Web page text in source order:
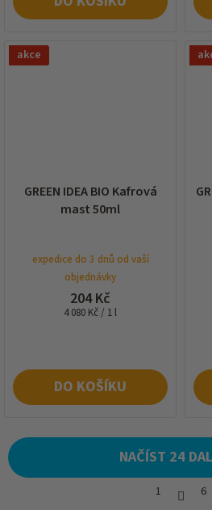
akce
GREEN IDEA BIO Kafrová
mast 50ml
expedice do 3 dnů od vaší
objednávky
204 Kč
Měrná
4 080 Kč / 1 l
DO KOŠÍKU
NAČÍST 24
S
t
1 6